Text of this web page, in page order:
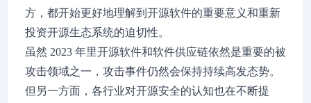
方，都开始更好地理解到开源软件的重要意义和重新
投资开源生态系统的迫切性。
虽然 2023 年里开源软件和软件供应链依然是重要的被
攻击领域之一，攻击事件仍然会保持持续高发态势。
但另一方面，各行业对开源安全的认知也在不断提